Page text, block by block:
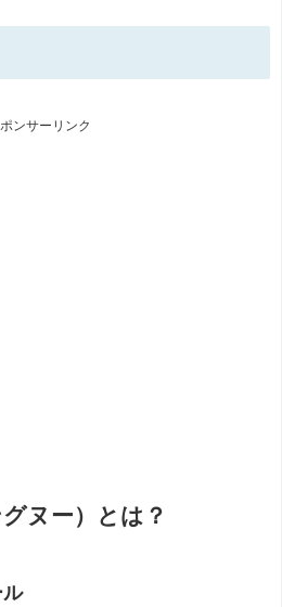
ンサーリンク
ヌー）とは？